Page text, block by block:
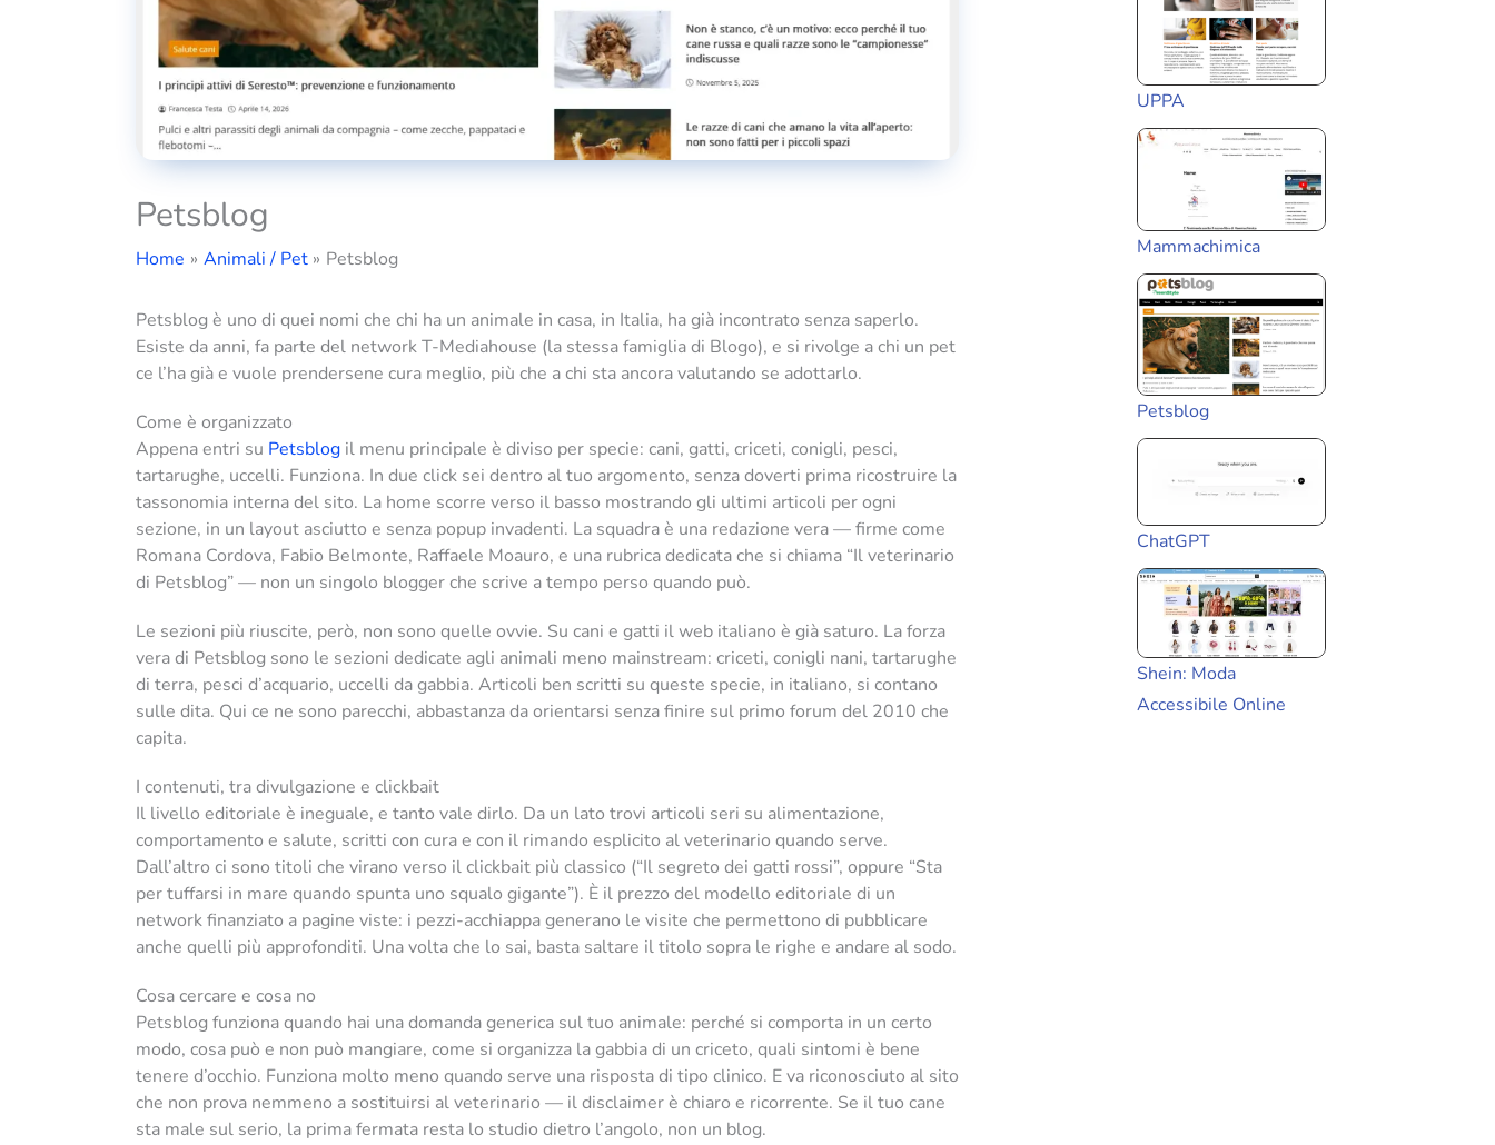
Petsblog
Home Animali / Pet Petsblog
Petsblog è uno di quei nomi che chi ha un animale in casa, in Italia, ha già incontrato senza saperlo.
Esiste da anni, fa parte del network T-Mediahouse (la stessa famiglia di Blogo), e si rivolge a chi un pet
ce l’ha già e vuole prendersene cura meglio, più che a chi sta ancora valutando se adottarlo.
Come è organizzato
Appena entri su Petsblog il menu principale è diviso per specie: cani, gatti, criceti, conigli, pesci,
tartarughe, uccelli. Funziona. In due click sei dentro al tuo argomento, senza doverti prima ricostruire la
tassonomia interna del sito. La home scorre verso il basso mostrando gli ultimi articoli per ogni
sezione, in un layout asciutto e senza popup invadenti. La squadra è una redazione vera — firme come
Romana Cordova, Fabio Belmonte, Raffaele Moauro, e una rubrica dedicata che si chiama “Il veterinario
di Petsblog” — non un singolo blogger che scrive a tempo perso quando può.
Le sezioni più riuscite, però, non sono quelle ovvie. Su cani e gatti il web italiano è già saturo. La forza
vera di Petsblog sono le sezioni dedicate agli animali meno mainstream: criceti, conigli nani, tartarughe
di terra, pesci d’acquario, uccelli da gabbia. Articoli ben scritti su queste specie, in italiano, si contano
sulle dita. Qui ce ne sono parecchi, abbastanza da orientarsi senza finire sul primo forum del 2010 che
capita.
I contenuti, tra divulgazione e clickbait
Il livello editoriale è ineguale, e tanto vale dirlo. Da un lato trovi articoli seri su alimentazione,
comportamento e salute, scritti con cura e con il rimando esplicito al veterinario quando serve.
Dall’altro ci sono titoli che virano verso il clickbait più classico (“Il segreto dei gatti rossi”, oppure “Sta
per tuffarsi in mare quando spunta uno squalo gigante”). È il prezzo del modello editoriale di un
network finanziato a pagine viste: i pezzi-acchiappa generano le visite che permettono di pubblicare
anche quelli più approfonditi. Una volta che lo sai, basta saltare il titolo sopra le righe e andare al sodo.
Cosa cercare e cosa no
Petsblog funziona quando hai una domanda generica sul tuo animale: perché si comporta in un certo
modo, cosa può e non può mangiare, come si organizza la gabbia di un criceto, quali sintomi è bene
tenere d’occhio. Funziona molto meno quando serve una risposta di tipo clinico. E va riconosciuto al sito
che non prova nemmeno a sostituirsi al veterinario — il disclaimer è chiaro e ricorrente. Se il tuo cane
sta male sul serio, la prima fermata resta lo studio dietro l’angolo, non un blog.
UPPA
Mammachimica
Petsblog
ChatGPT
Shein: Moda
Accessibile Online